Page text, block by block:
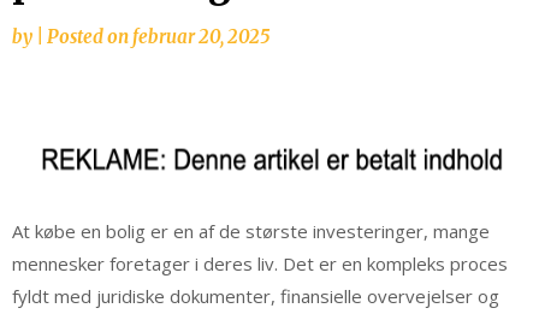
by Posted onfebruar 20, 2025
At købe en bolig er en af de største investeringer, mange
mennesker foretager i deres liv. Det er en kompleks proces
fyldt med juridiske dokumenter, finansielle overvejelser og